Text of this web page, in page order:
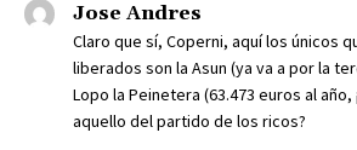
Jose Andres
Claro que sí, Coperni, aquí los únicos
liberados son la Asun (ya va a por la
Lopo la Peinetera (63.473 euros al año,
aquello del partido de los ricos?